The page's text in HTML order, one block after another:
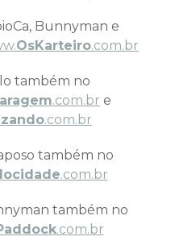
Bunnyman e
OsKarteiro.com.br
também no
.com.br e
.com.br
também no
.com.br
também no
.com.br